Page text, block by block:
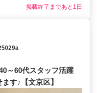
掲載終了まであと1日
～60代スタッフ活躍
す♪【文京区】